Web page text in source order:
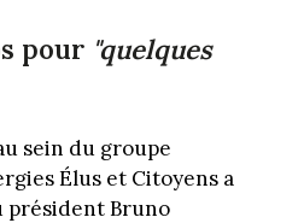
pour"quelques
sein du groupe
Élus et Citoyens a
président Bruno